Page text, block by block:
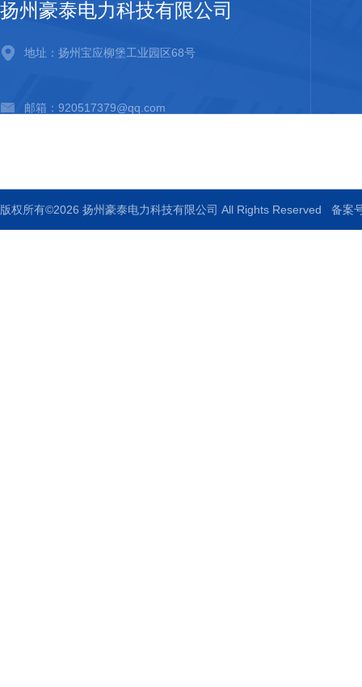
扬州豪泰电力科技有限公司
地址：扬州宝应柳堡工业园区68号
邮箱：920517379@qq.com
版权所有©2026 扬州豪泰电力科技有限公司 All Rights Reserved 备案